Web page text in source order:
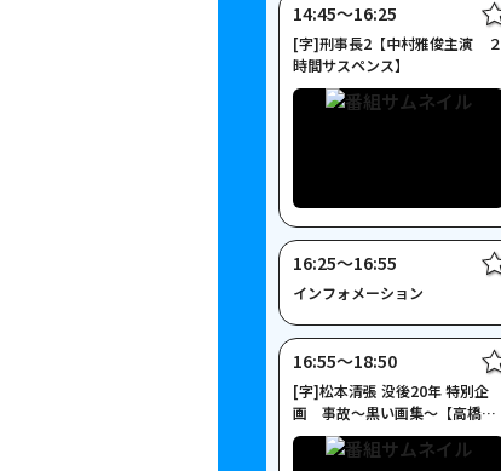
14:45〜16:25
[字]刑事長2【中村雅俊主演 ２
時間サスペンス】
16:25〜16:55
インフォメーション
16:55〜18:50
[字]松本清張 没後20年 特別企
画 事故～黒い画集～【高橋克
実主演】